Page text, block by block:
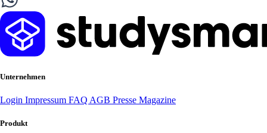
Unternehmen
Login Impressum FAQ AGB Presse Magazine
Produkt